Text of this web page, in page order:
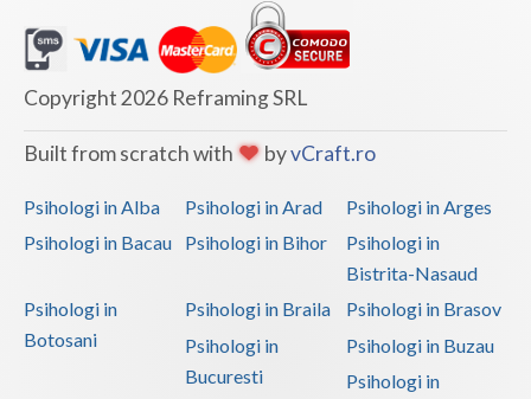
Vaslui
Vrancea
Copyright 2026 Reframing SRL
Built from scratch with byvCraft.ro
Psihologi in Alba Psihologi in Arad
Psihologi in Arges
Psihologi in Bacau
Psihologi in Bihor
Psihologi in
Bistrita-Nasaud
Psihologi in
Botosani
Psihologi in Braila
Psihologi in Brasov
Psihologi in
Bucuresti
Psihologi in Buzau
Psihologi in